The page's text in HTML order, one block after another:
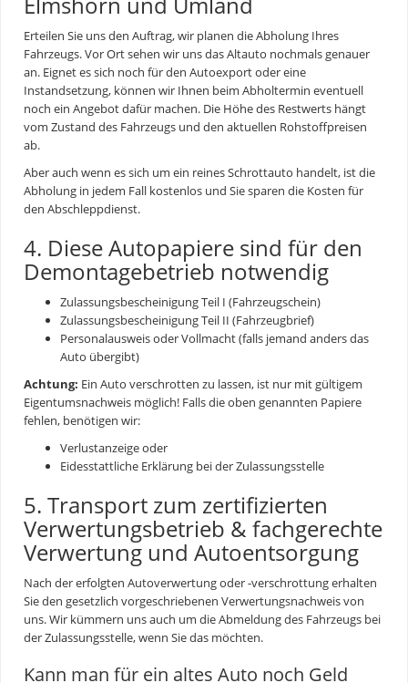
Erteilen Sie uns den Auftrag, wir planen die Abholung Ihres
Fahrzeugs. Vor Ort sehen wir uns das Altauto nochmals genauer
an. Eignet es sich noch für den Autoexport oder eine
Instandsetzung, können wir Ihnen beim Abholtermin eventuell
noch ein Angebot dafür machen. Die Höhe des Restwerts hängt
vom Zustand des Fahrzeugs und den aktuellen Rohstoffpreisen
ab.
Aber auch wenn es sich um ein reinesSchrottauto handelt, ist die
Abholung in jedem Fall kostenlos und Sie sparen die Kosten für
den Abschleppdienst.
4. Diese Autopapiere sind für den
Demontagebetrieb notwendig
Zulassungsbescheinigung Teil I (Fahrzeugschein)
Zulassungsbescheinigung Teil II (Fahrzeugbrief)
Personalausweis oder Vollmacht (falls jemand anders das
Auto übergibt)
Achtung: Ein Auto verschrotten zu lassen, ist nur mit gültigem
Eigentumsnachweis möglich! Falls die oben genannten Papiere
fehlen, benötigen wir:
Verlustanzeige oder
Eidesstattliche Erklärung bei der Zulassungsstelle
5. Transport zum zertifizierten
Verwertungsbetrieb & fachgerechte
Verwertung und Autoentsorgung
Nach der erfolgten Autoverwertungoder -verschrottung erhalten
Sie den gesetzlich vorgeschriebenen Verwertungsnachweis von
uns. Wir kümmern uns auch um die Abmeldung des Fahrzeugs bei
der Zulassungsstelle, wenn Sie das möchten.
Kann man für ein altes Auto noch Geld